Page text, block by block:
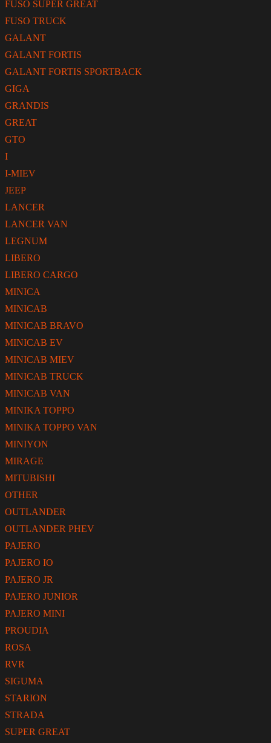
FUSO SUPER GREAT
FUSO TRUCK
GALANT
GALANT FORTIS
GALANT FORTIS SPORTBACK
GIGA
GRANDIS
GREAT
GTO
I
I-MIEV
JEEP
LANCER
LANCER VAN
LEGNUM
LIBERO
LIBERO CARGO
MINICA
MINICAB
MINICAB BRAVO
MINICAB EV
MINICAB MIEV
MINICAB TRUCK
MINICAB VAN
MINIKA TOPPO
MINIKA TOPPO VAN
MINIYON
MIRAGE
MITUBISHI
OTHER
OUTLANDER
OUTLANDER PHEV
PAJERO
PAJERO IO
PAJERO JR
PAJERO JUNIOR
PAJERO MINI
PROUDIA
ROSA
RVR
SIGUMA
STARION
STRADA
SUPER GREAT